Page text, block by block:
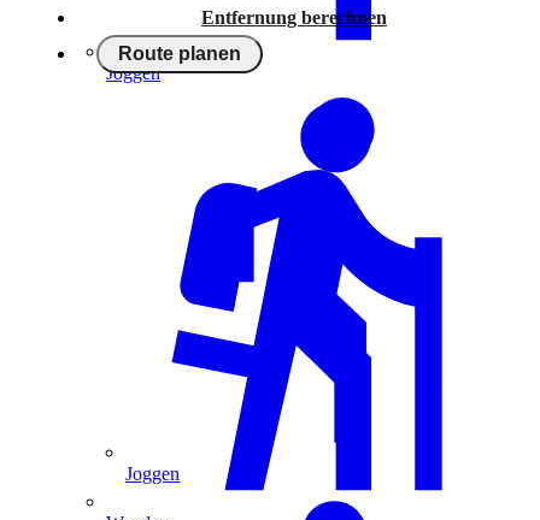
Entfernung berechnen
Route planen
Joggen
Joggen